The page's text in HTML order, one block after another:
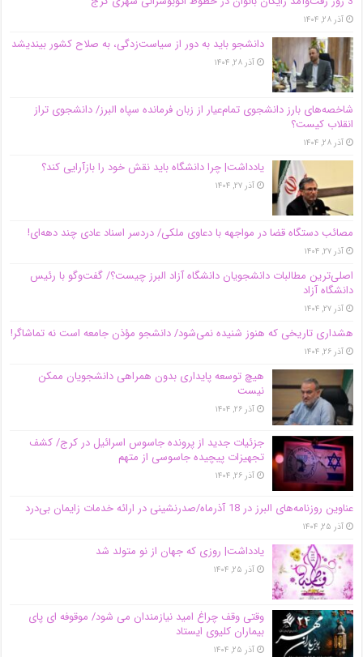
آذر ۲۸, ۱۴۰۴
دانشجو باید به دور از سیاست‌زدگی، به صلاح کشور بیندیشد
آذر ۲۸, ۱۴۰۴
شاخصه‌های بارز دانشجوی تمام‌عیار از زبان فرمانده سپاه البرز/ دانشجوی تراز
انقلاب کیست؟
آذر ۲۸, ۱۴۰۴
یادداشت| چرا دانشگاه باید نقش خود را بازآرایی کند؟
آذر ۲۷, ۱۴۰۴
مصائب دستگاه قضا در مواجهه با دعاوی ملکی/ دردسر اسناد عادی چند‌ دهه‌ای!
آذر ۲۷, ۱۴۰۴
اصلی‌ترین مطالبات دانشجویان دانشگاه آزاد البرز چیست؟/ گفت‌وگو با رئیس
دانشگاه آز‌اد
آذر ۲۷, ۱۴۰۴
هشداری تاریخی که هنوز شنیده نمی‌شود/ دانشجو مؤذن جامعه است نه تماشاگر!
آذر ۲۶, ۱۴۰۴
هیچ توسعه پایداری بدون همراهی دانشجویان ممکن
نیست
آذر ۲۶, ۱۴۰۴
جزئیات جدید از پرونده جاسوس اسرائیل در کرج/‌ کشف
تجهیزات پیچیده جاسوسی از متهم
آذر ۲۶, ۱۴۰۴
عناوین روزنامه‌های البرز در ‌18 آذرماه/صدرنشینی در ارائه خدمات زایمان بی‌درد
آذر ۲۵, ۱۴۰۴
یادداشت| روزی که جهان از نو متولد شد
آذر ۲۵, ۱۴۰۴
وقتی وقف چراغ امید نیازمندان می شود/ موقوفه ای پای
بیماران کلیوی ایستاد
آذر ۲۵, ۱۴۰۴